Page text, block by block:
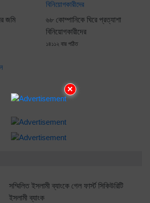
×
জমি
৬৮ কোম্পানিকে ঘিরে প্রত্যাশা
বিনিয়োগকারীদের
১৪১১২ বার পঠিত
সম্মিলিত ইসলামী ব্যাংকে গেল ফার্স্ট সিকিউরিটি
ইসলামী ব্যাংক